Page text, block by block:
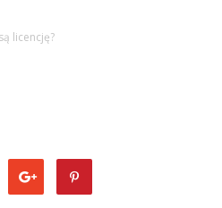
licencję?